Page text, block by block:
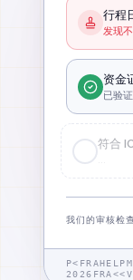
行程
发现
资金
已验证
符合
我们的审核检